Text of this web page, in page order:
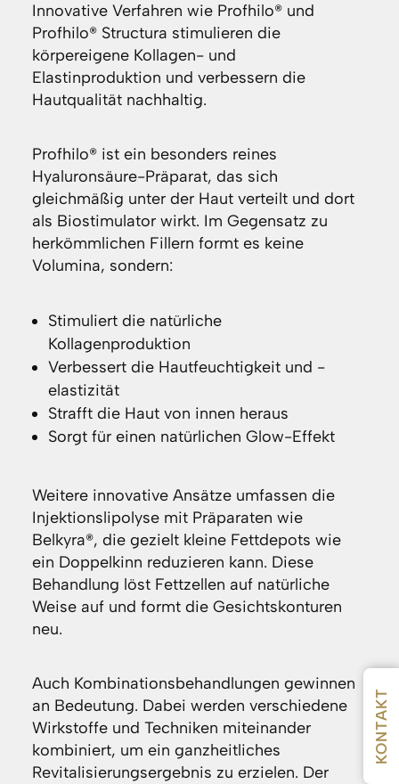
Innovative Verfahren wie Profhilo® und
Profhilo® Structura stimulieren die
körpereigene Kollagen- und
Elastinproduktion und verbessern die
Hautqualität nachhaltig.
Profhilo® ist ein besonders reines
Hyaluronsäure-Präparat, das sich
gleichmäßig unter der Haut verteilt und dort
als Biostimulator wirkt. Im Gegensatz zu
herkömmlichen Fillern formt es keine
Volumina, sondern:
Stimuliert die natürliche
Kollagenproduktion
Verbessert die Hautfeuchtigkeit und -
elastizität
Strafft die Haut von innen heraus
Sorgt für einen natürlichen Glow-Effekt
Weitere innovative Ansätze umfassen die
Injektionslipolyse mit Präparaten wie
Belkyra®, die gezielt kleine Fettdepots wie
ein Doppelkinn reduzieren kann. Diese
Behandlung löst Fettzellen auf natürliche
Weise auf und formt die Gesichtskonturen
neu.
Auch Kombinationsbehandlungen gewinnen
an Bedeutung. Dabei werden verschiedene
Wirkstoffe und Techniken miteinander
kombiniert, um ein ganzheitliches
Revitalisierungsergebnis zu erzielen. Der
KONTAKT